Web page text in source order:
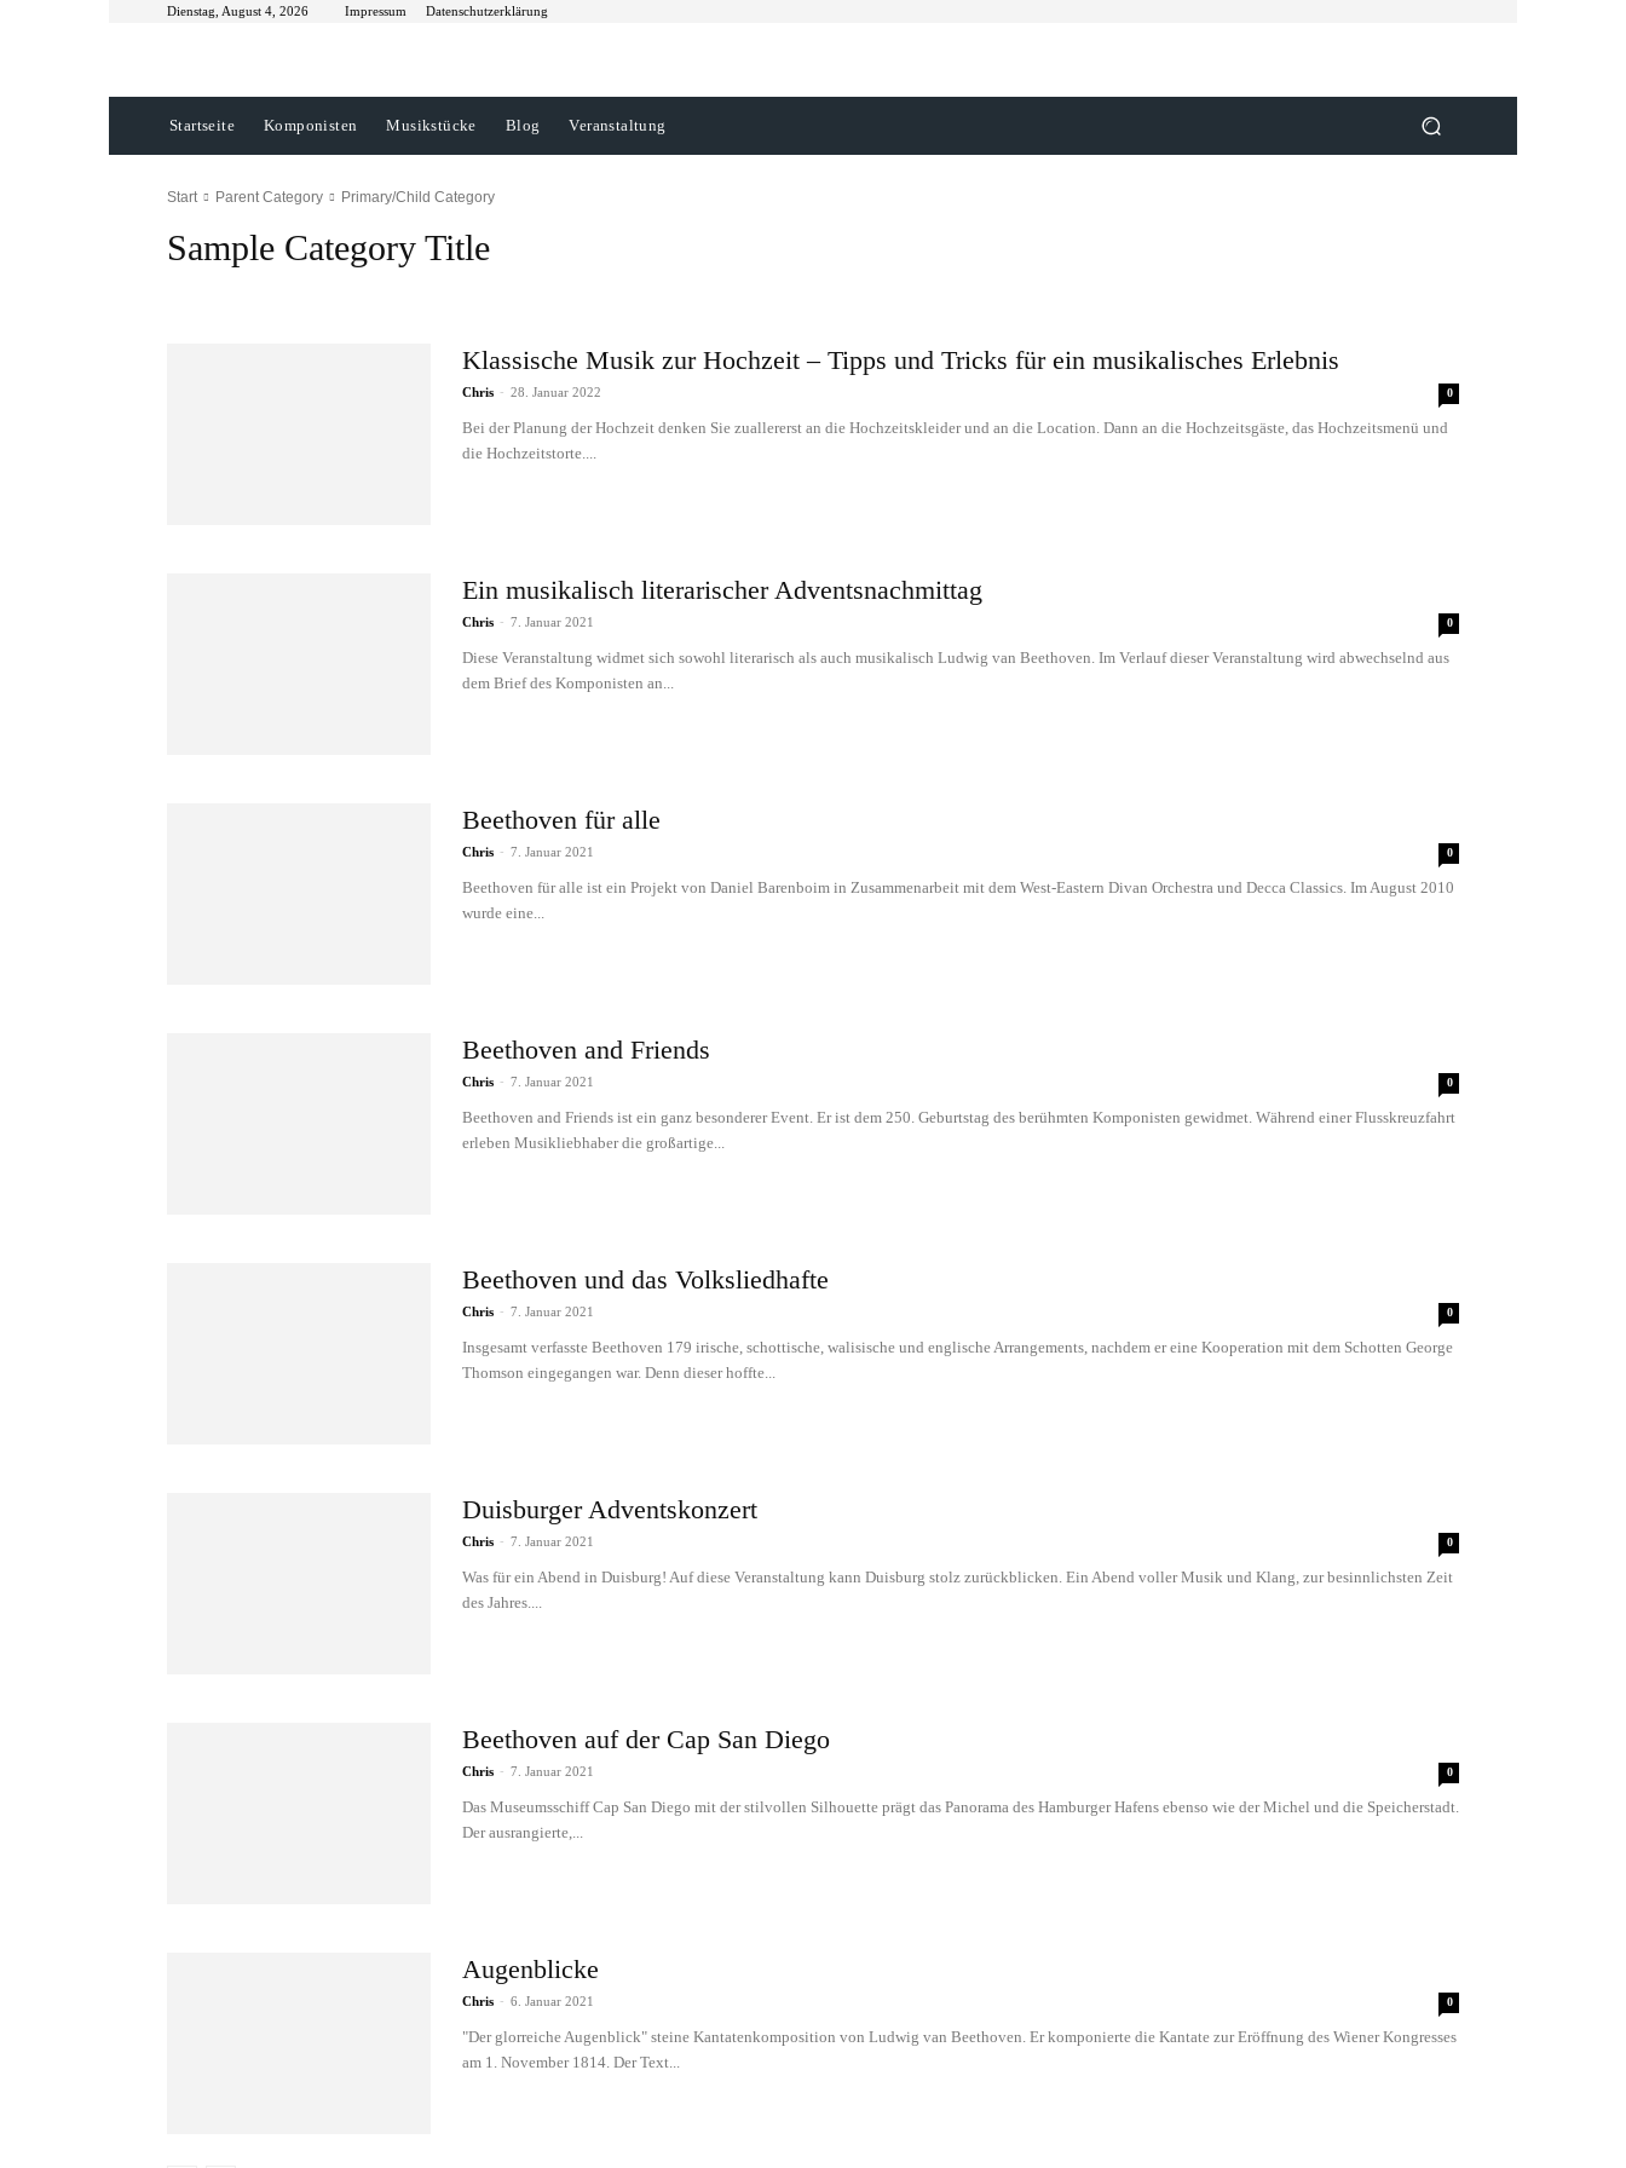
Dienstag, August 4, 2026 Impressum Datenschutzerklärung
Startseite Komponisten Musikstücke Blog Veranstaltung
Start Parent Category Primary/Child Category
Sample Category Title
Klassische Musik zur Hochzeit – Tipps und Tricks für ein musikalisches Erlebnis
Chris - 28. Januar 2022 0
Bei der Planung der Hochzeit denken Sie zuallererst an die Hochzeitskleider und an die Location. Dann an die Hochzeitsgäste, das Hochzeitsmenü und
die Hochzeitstorte....
Ein musikalisch literarischer Adventsnachmittag
Chris - 7. Januar 2021 0
Diese Veranstaltung widmet sich sowohl literarisch als auch musikalisch Ludwig van Beethoven. Im Verlauf dieser Veranstaltung wird abwechselnd aus
dem Brief des Komponisten an...
Beethoven für alle
Chris - 7. Januar 2021 0
Beethoven für alle ist ein Projekt von Daniel Barenboim in Zusammenarbeit mit dem West-Eastern Divan Orchestra und Decca Classics. Im August 2010
wurde eine...
Beethoven and Friends
Chris - 7. Januar 2021 0
Beethoven and Friends ist ein ganz besonderer Event. Er ist dem 250. Geburtstag des berühmten Komponisten gewidmet. Während einer Flusskreuzfahrt
erleben Musikliebhaber die großartige...
Beethoven und das Volksliedhafte
Chris - 7. Januar 2021 0
Insgesamt verfasste Beethoven 179 irische, schottische, walisische und englische Arrangements, nachdem er eine Kooperation mit dem Schotten George
Thomson eingegangen war. Denn dieser hoffte...
Duisburger Adventskonzert
Chris - 7. Januar 2021 0
Was für ein Abend in Duisburg! Auf diese Veranstaltung kann Duisburg stolz zurückblicken. Ein Abend voller Musik und Klang, zur besinnlichsten Zeit
des Jahres....
Beethoven auf der Cap San Diego
Chris - 7. Januar 2021 0
Das Museumsschiff Cap San Diego mit der stilvollen Silhouette prägt das Panorama des Hamburger Hafens ebenso wie der Michel und die Speicherstadt.
Der ausrangierte,...
Augenblicke
Chris - 6. Januar 2021 0
"Der glorreiche Augenblick" steine Kantatenkomposition von Ludwig van Beethoven. Er komponierte die Kantate zur Eröffnung des Wiener Kongresses
am 1. November 1814. Der Text...